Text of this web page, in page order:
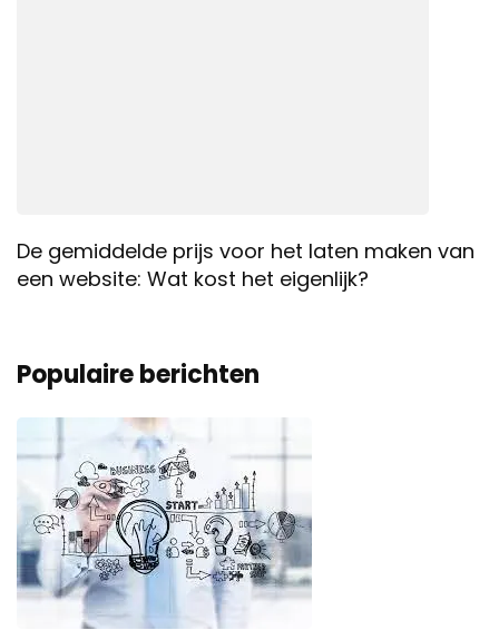
De gemiddelde prijs voor het laten maken van
een website: Wat kost het eigenlijk?
Populaire berichten